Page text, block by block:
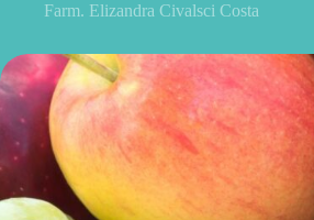
Farm. Elizandra Civalsci Costa